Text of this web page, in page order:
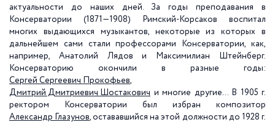
актуальности до наших дней. За годы преподавания в
Консерватории (1871—1908) Римский-Корсаков воспитал
многих выдающихся музыкантов, некоторые из которых в
дальнейшем сами стали профессорами Консерватории, как,
например, Анатолий Лядов и Максимилиан Штейнберг.
Консерваторию окончили в разные годы:
Сергей Сергеевич Прокофьев,
Дмитрий Дмитриевич Шостакович и многие другие… В 1905 г.
ректором Консерватории был избран композитор
Александр Глазунов, остававшийся на этой должности до 1928 г.